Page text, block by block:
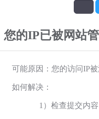
您的IP已被网站
可能原因：您的访问IP
如何解决：
1）检查提交内容